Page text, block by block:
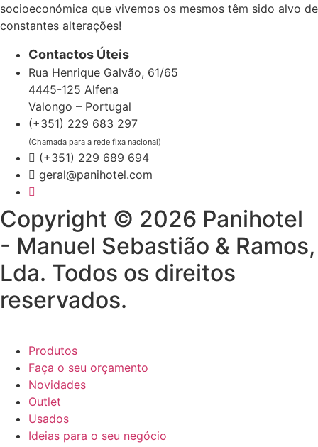
socioeconómica que vivemos os mesmos têm sido alvo de
constantes alterações!
Contactos Úteis
Rua Henrique Galvão, 61/65
4445-125 Alfena
Valongo – Portugal
(+351) 229 683 297
(Chamada para a rede fixa nacional)
(+351) 229 689 694
geral@panihotel.com
Copyright © 2026 Panihotel
- Manuel Sebastião & Ramos,
Lda. Todos os direitos
reservados.
Produtos
Faça o seu orçamento
Novidades
Outlet
Usados
Ideias para o seu negócio